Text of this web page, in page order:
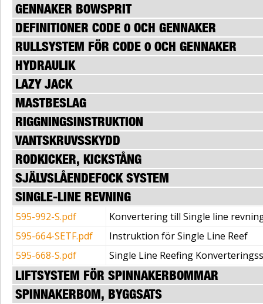
GENNAKER BOWSPRIT
DEFINITIONER CODE 0 OCH GENNAKER
RULLSYSTEM FÖR CODE 0 OCH GENNAKER
HYDRAULIK
LAZY JACK
MASTBESLAG
RIGGNINGSINSTRUKTION
VANTSKRUVSSKYDD
RODKICKER, KICKSTÅNG
SJÄLVSLÅENDEFOCK SYSTEM
SINGLE-LINE REVNING
595-992-S.pdf
Konvertering till Single line
595-664-SETF.pdf
Instruktion för Single Line Reef
595-668-S.pdf
Single Line Reefing
LIFTSYSTEM FÖR SPINNAKERBOMMAR
SPINNAKERBOM, BYGGSATS